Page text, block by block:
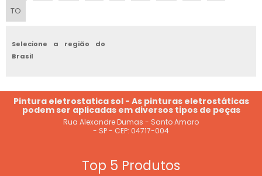
TO
Selecione a região do
Brasil
Pintura eletrostatica sol - As pinturas eletrostáticas
podem ser aplicadas em diversos tipos de peças
Rua Alexandre Dumas - Santo Amaro
- SP - CEP: 04717-004
Top 5 Produtos